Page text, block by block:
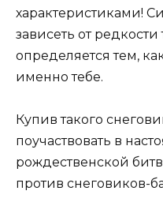
характеристиками!
зависеть от редкости
определяется тем,
именно тебе.
Купив такого
поучаствовать в
рождественской
против снеговиков-